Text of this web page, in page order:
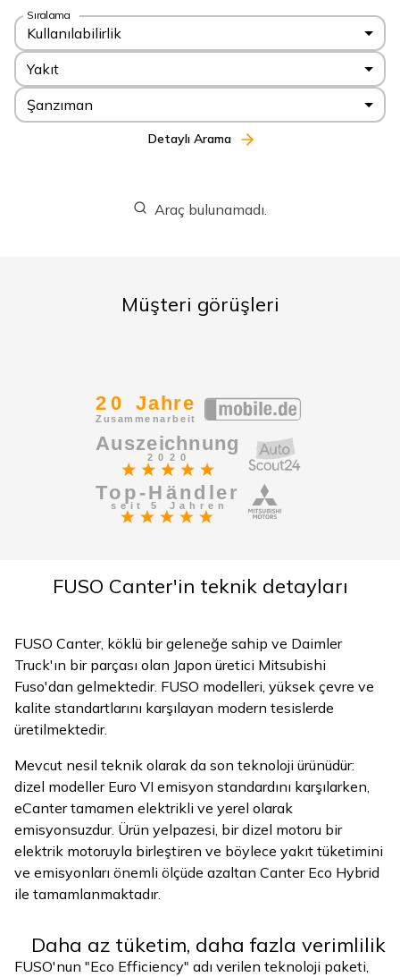
Sıralama
Kullanılabilirlik
Yakıt
Şanzıman
Detaylı Arama
Araç bulunamadı.
Müşteri görüşleri
FUSO Canter'in teknik detayları
FUSO Canter, köklü bir geleneğe sahip ve Daimler
Truck'ın bir parçası olan Japon üretici Mitsubishi
Fuso'dan gelmektedir. FUSO modelleri, yüksek çevre ve
kalite standartlarını karşılayan modern tesislerde
üretilmektedir.
Mevcut nesil teknik olarak da son teknoloji ürünüdür:
dizel modeller Euro VI emisyon standardını karşılarken,
eCanter tamamen elektrikli ve yerel olarak
emisyonsuzdur. Ürün yelpazesi, bir dizel motoru bir
elektrik motoruyla birleştiren ve böylece yakıt tüketimini
ve emisyonları önemli ölçüde azaltan Canter Eco Hybrid
ile tamamlanmaktadır.
Daha az tüketim, daha fazla verimlilik
FUSO'nun "Eco Efficiency" adı verilen teknoloji paketi,